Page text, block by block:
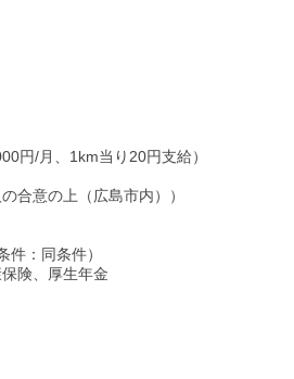
円/月、1km当り20円支給）
合意の上（広島市内））
件：同条件）
険、厚生年金